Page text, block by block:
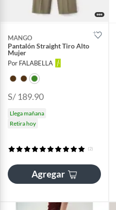
MANGO
Pantalón Straight Tiro Alto
Mujer
Por FALABELLA
S/ 189.90
Llega mañana
Retira hoy
(2)
Agregar